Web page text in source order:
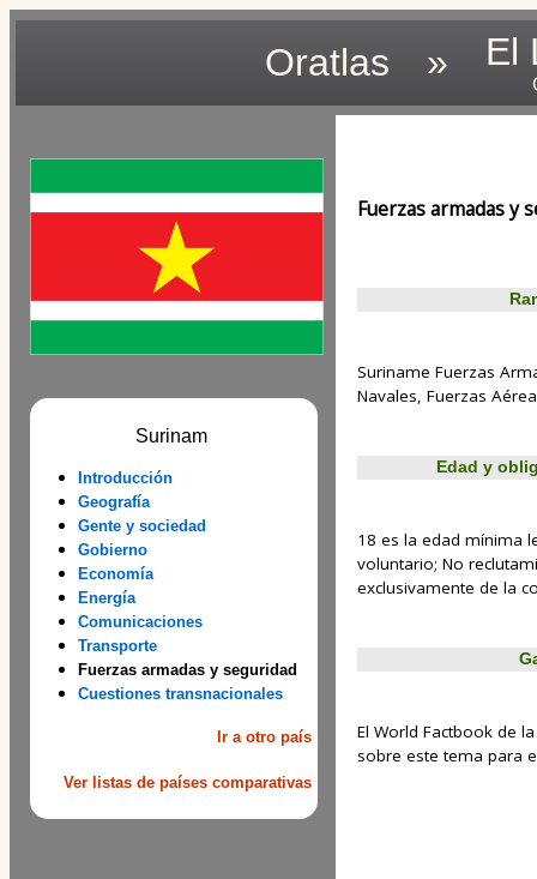
Oratlas » El
Surinam
Introducción
Geografía
Gente y sociedad
Gobierno
Economía
Energía
Comunicaciones
Transporte
Fuerzas armadas y seguridad
Cuestiones transnacionales
Ir a otro país
Ver listas de países comparativas
Fuerzas armadas y
Suriname Fuerzas
Navales, Fuerzas
Edad y
18 es la edad mínima
voluntario; No
exclusivamente de la
El World Factbook de
sobre este tema para